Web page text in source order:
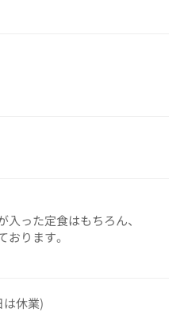
った定食はもちろん、
ります。
は休業)